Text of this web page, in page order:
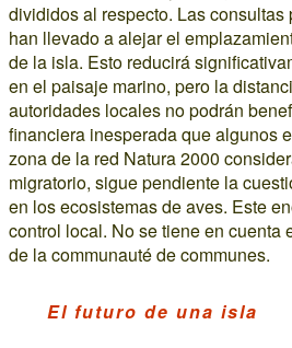
divididos al respecto. Las
han llevado a alejar el
de la isla. Esto reducirá
en el paisaje marino, pero la
autoridades locales no podrán
financiera inesperada que algunos
zona de la red Natura 2000
migratorio, sigue pendiente la
en los ecosistemas de aves. Este
control local. No se tiene en cuenta
de la communauté de communes.
El futuro de una isla